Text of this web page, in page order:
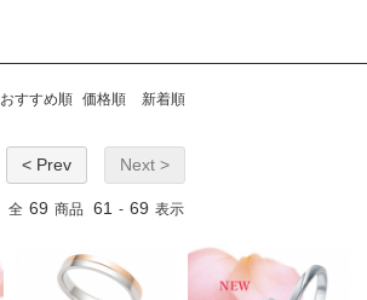
おすすめ順 価格順 新着順
< Prev Next >
全 69 商品 61 - 69 表示